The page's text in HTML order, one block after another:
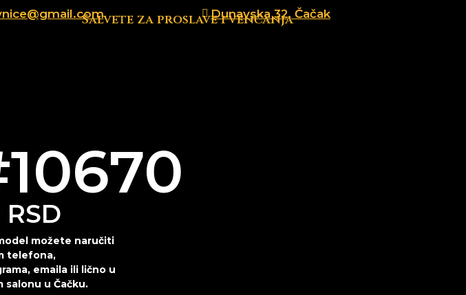
Dunavska 32, Čačak
Salvete za proslave i venčanja
RSD
možete naručiti
telefona,
emaila ili lično u
salonu u Čačku.